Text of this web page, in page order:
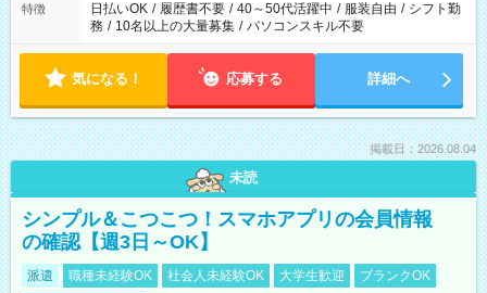
特徴 日払いOK / 履歴書不要 / 40～50代活躍中 / 服装自由 / シフト勤
務 / 10名以上の大量募集 / パソコンスキル不要
気になる！ 応募する 詳細へ
掲載日：2026.08.04
未読
シンプル＆こつこつ！スマホアプリの会員情報
の確認【週3日～OK】
派遣 職種未経験OK 社会人未経験OK 大学生歓迎
ブランクOK